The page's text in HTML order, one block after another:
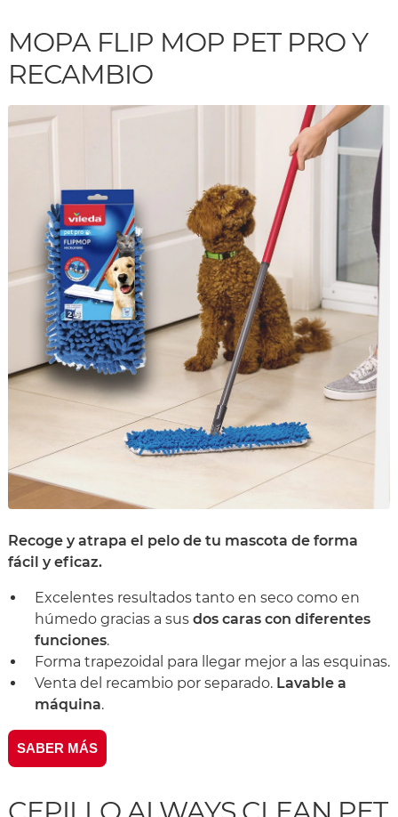
MOPA FLIP MOP PET PRO Y
RECAMBIO
Recoge y atrapa el pelo de tu mascota de forma
fácil y eficaz.
Excelentes resultados tanto en seco como en
húmedo gracias a sus dos caras con diferentes
funciones.
Forma trapezoidal para llegar mejor a las esquinas.
Venta del recambio por separado. Lavable a
máquina.
SABER MÁS